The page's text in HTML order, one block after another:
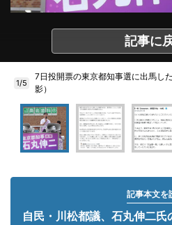
記事に
1/5
7日投開票の東京都知事選に出馬し
影）
記事本文を
自民・川松都議、石丸伸二